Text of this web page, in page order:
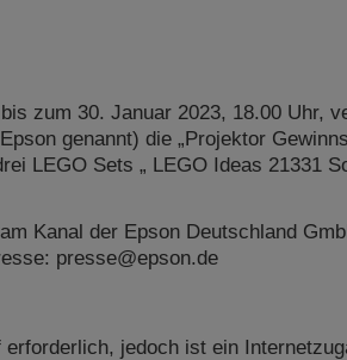
zum 30. Januar 2023, 18.00 Uhr,
genannt) die „Projektor
LEGO Sets „ LEGO Ideas 21331
Kanal der Epson Deutschland
presse@epson.de
jedoch ist ein